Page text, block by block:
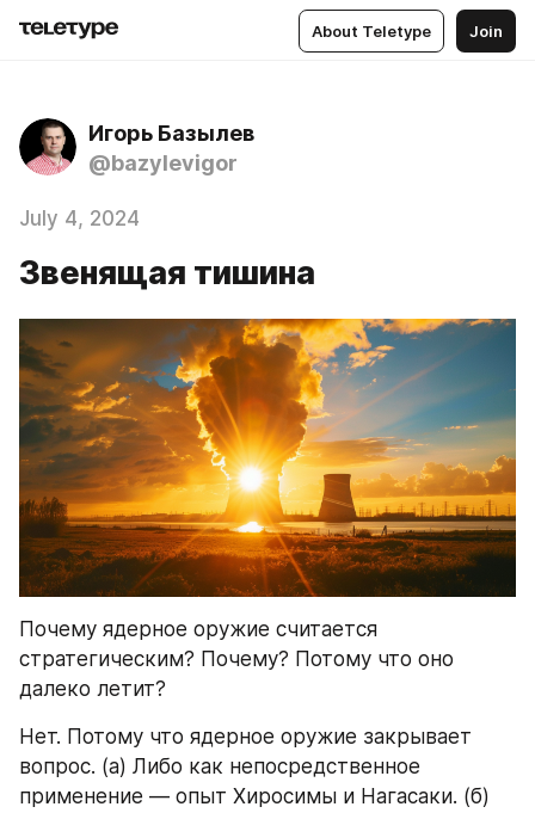
About Teletype Join
Игорь Базылев
@bazylevigor
July 4, 2024
Звенящая тишина
Почему ядерное оружие считается
стратегическим? Почему? Потому что оно
далеко летит?
Нет. Потому что ядерное оружие закрывает
вопрос. (а) Либо как непосредственное
применение — опыт Хиросимы и Нагасаки. (б)